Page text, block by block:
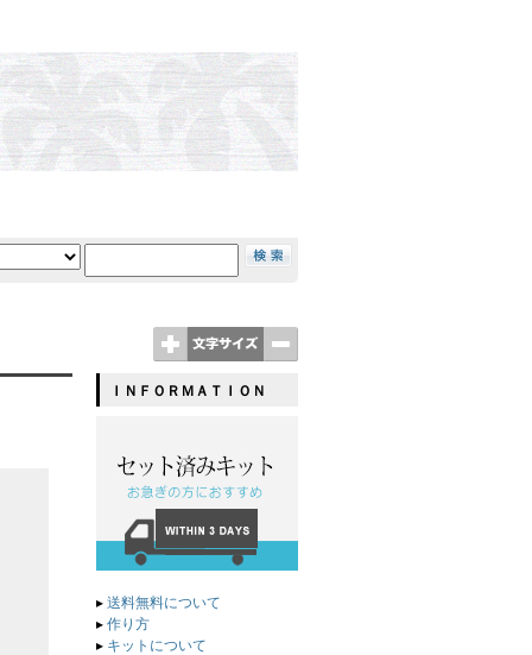
ＩＮＦＯＲＭＡＴＩＯＮ
▸ 送料無料について
▸ 作り方
▸ キットについて